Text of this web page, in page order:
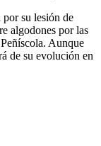
su lesión de
algodones por las
Aunque
de su evolución en